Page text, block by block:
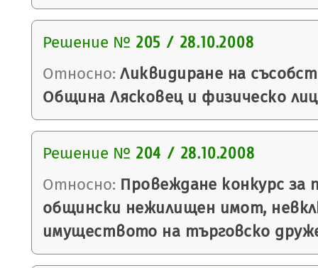
Решение № 205 / 28.10.2008
Относно: Ликвидиране на
Община Лясковец и физическо
Решение № 204 / 28.10.2008
Относно: Провеждане конкурс за
общински нежилищен имот,
имуществото на търговско